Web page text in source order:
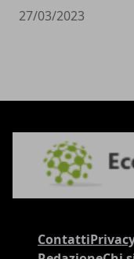
27/03/2023
Contatti